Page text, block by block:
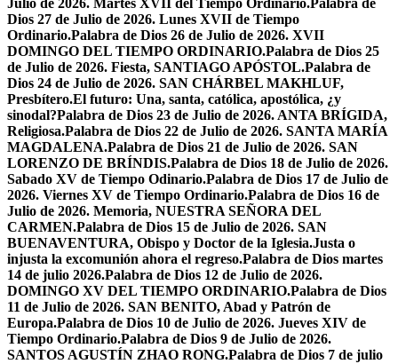
Julio de 2026. Martes XVII del Tiempo Ordinario.Palabra de
Dios 27 de Julio de 2026. Lunes XVII de Tiempo
Ordinario.Palabra de Dios 26 de Julio de 2026. XVII
DOMINGO DEL TIEMPO ORDINARIO.Palabra de Dios 25
de Julio de 2026. Fiesta, SANTIAGO APÓSTOL.Palabra de
Dios 24 de Julio de 2026. SAN CHÁRBEL MAKHLUF,
Presbítero.El futuro: Una, santa, católica, apostólica, ¿y
sinodal?Palabra de Dios 23 de Julio de 2026. ANTA BRÍGIDA,
Religiosa.Palabra de Dios 22 de Julio de 2026. SANTA MARÍA
MAGDALENA.Palabra de Dios 21 de Julio de 2026. SAN
LORENZO DE BRÍNDIS.Palabra de Dios 18 de Julio de 2026.
Sabado XV de Tiempo Odinario.Palabra de Dios 17 de Julio de
2026. Viernes XV de Tiempo Ordinario.Palabra de Dios 16 de
Julio de 2026. Memoria, NUESTRA SEÑORA DEL
CARMEN.Palabra de Dios 15 de Julio de 2026. SAN
BUENAVENTURA, Obispo y Doctor de la Iglesia.Justa o
injusta la excomunión ahora el regreso.Palabra de Dios martes
14 de julio 2026.Palabra de Dios 12 de Julio de 2026.
DOMINGO XV DEL TIEMPO ORDINARIO.Palabra de Dios
11 de Julio de 2026. SAN BENITO, Abad y Patrón de
Europa.Palabra de Dios 10 de Julio de 2026. Jueves XIV de
Tiempo Ordinario.Palabra de Dios 9 de Julio de 2026.
SANTOS AGUSTÍN ZHAO RONG.Palabra de Dios 7 de julio